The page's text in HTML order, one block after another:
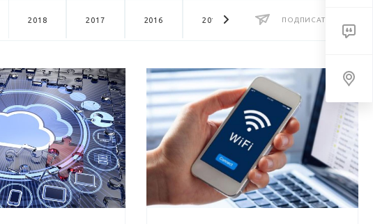
ПОДПИСАТЬСЯ
2018 2017 2016 2015 2014 2013